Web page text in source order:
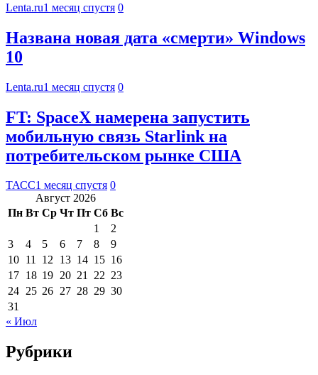
Lenta.ru1 месяц спустя 0
Названа новая дата «смерти» Windows
10
Lenta.ru1 месяц спустя 0
FT: SpaceX намерена запустить
мобильную связь Starlink на
потребительском рынке США
ТАСС1 месяц спустя 0
Август 2026
Пн Вт Ср Чт Пт Сб Вс
1
2
3
4 5 6 7 8
9
10 11 12 13 14 15 16
17 18 19 20 21 22 23
24 25 26 27 28 29 30
31
« Июл
Рубрики